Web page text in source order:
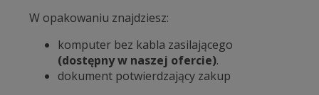
W opakowaniu znajdziesz:
komputer bez kabla zasilającego
(dostępny w naszej ofercie).
dokument potwierdzający zakup